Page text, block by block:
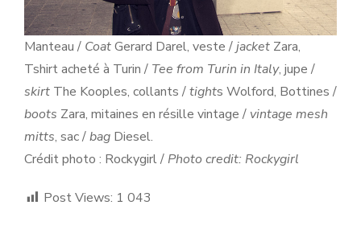
Manteau / CoatGerard Darel, veste /jacket Zara,
Tshirt acheté à Turin / Tee from Turin in Italy, jupe /
skirt The Kooples, collants /tights Wolford, Bottines /
boots Zara, mitaines en résille vintage / vintage mesh
mitts, sac /bag Diesel.
Crédit photo : Rockygirl / Photo credit: Rockygirl
Post Views: 1 043